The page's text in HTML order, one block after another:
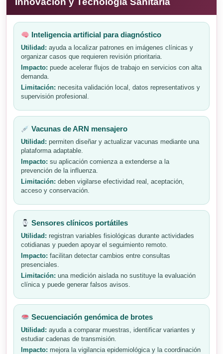
Inteligencia artificial para diagnóstico
Utilidad: ayuda a localizar patrones en imágenes clínicas y
organizar casos que requieren revisión prioritaria.
Impacto: puede acelerar flujos de trabajo en servicios con alta
demanda.
Limitación: necesita validación local, datos representativos y
supervisión profesional.
Vacunas de ARN mensajero
Utilidad: permiten diseñar y actualizar vacunas mediante una
plataforma adaptable.
Impacto: su aplicación comienza a extenderse a la
prevención de la influenza.
Limitación: deben vigilarse efectividad real, aceptación,
acceso y conservación.
Sensores clínicos portátiles
Utilidad: registran variables fisiológicas durante actividades
cotidianas y pueden apoyar el seguimiento remoto.
Impacto: facilitan detectar cambios entre consultas
presenciales.
Limitación: una medición aislada no sustituye la evaluación
clínica y puede generar falsos avisos.
Secuenciación genómica de brotes
Utilidad: ayuda a comparar muestras, identificar variantes y
estudiar cadenas de transmisión.
Impacto: mejora la vigilancia epidemiológica y la coordinación